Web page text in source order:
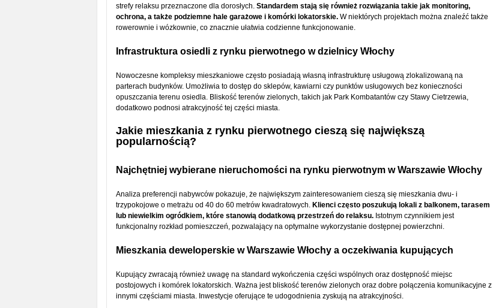
strefy relaksu przeznaczone dla dorosłych. Standardem stają się również rozwiązania takie jak monitoring,
ochrona, a także podziemne hale garażowe i komórki lokatorskie.W niektórych projektach można znaleźć także
rowerownie i wózkownie, co znacznie ułatwia codzienne funkcjonowanie.
Infrastruktura osiedli z rynku pierwotnego w dzielnicy Włochy
Nowoczesne kompleksy mieszkaniowe często posiadają własną infrastrukturę usługową zlokalizowaną na
parterach budynków. Umożliwia to dostęp do sklepów, kawiarni czy punktów usługowych bez konieczności
opuszczania terenu osiedla. Bliskość terenów zielonych, takich jak Park Kombatantów czy Stawy Cietrzewia,
dodatkowo podnosi atrakcyjność tej części miasta.
Jakie mieszkania z rynku pierwotnego cieszą się największą
popularnością?
Najchętniej wybierane nieruchomości na rynku pierwotnym w Warszawie Włochy
Analiza preferencji nabywców pokazuje, że największym zainteresowaniem cieszą się mieszkania dwu- i
trzypokojowe o metrażu od 40 do 60 metrów kwadratowych. Klienci często poszukują lokali z balkonem, tarasem
lub niewielkim ogródkiem, które stanowią dodatkową przestrzeń do relaksu.Istotnym czynnikiem jest
funkcjonalny rozkład pomieszczeń, pozwalający na optymalne wykorzystanie dostępnej powierzchni.
Mieszkania deweloperskie w Warszawie Włochy a oczekiwania kupujących
Kupujący zwracają również uwagę na standard wykończenia części wspólnych oraz dostępność miejsc
postojowych i komórek lokatorskich. Ważna jest bliskość terenów zielonych oraz dobre połączenia komunikacyjne z
innymi częściami miasta. Inwestycje oferujące te udogodnienia zyskują na atrakcyjności.